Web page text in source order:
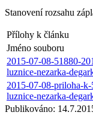
Stanovení rozsahu
Přílohy k článku
Jméno souboru
2015-07-08-51880-
luznice-nezarka-
2015-07-08-priloha-
luznice-nezarka-
Publikováno: